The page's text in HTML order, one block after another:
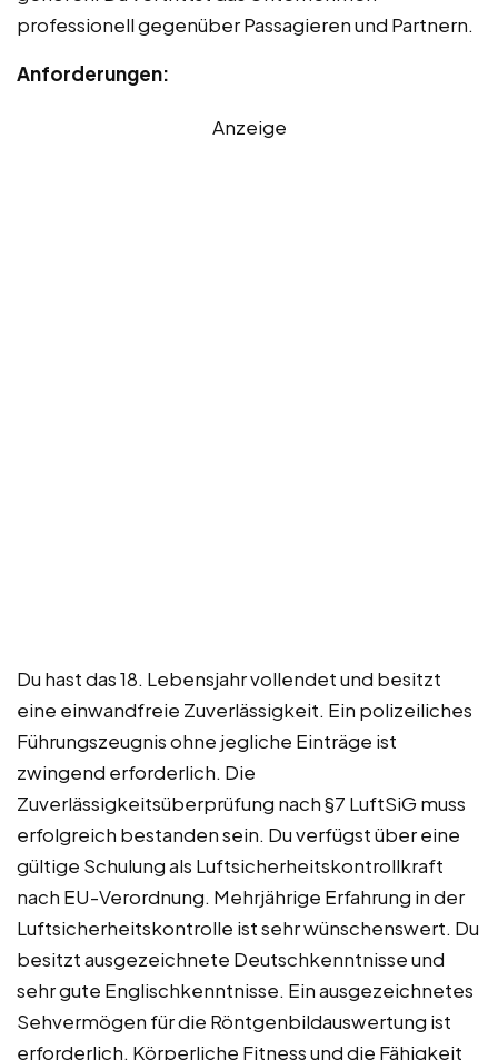
professionell gegenüber Passagieren und Partnern.
Anforderungen:
Anzeige
Du hast das 18. Lebensjahr vollendet und besitzt
eine einwandfreie Zuverlässigkeit. Ein polizeiliches
Führungszeugnis ohne jegliche Einträge ist
zwingend erforderlich. Die
Zuverlässigkeitsüberprüfung nach §7 LuftSiG muss
erfolgreich bestanden sein. Du verfügst über eine
gültige Schulung als Luftsicherheitskontrollkraft
nach EU-Verordnung. Mehrjährige Erfahrung in der
Luftsicherheitskontrolle ist sehr wünschenswert. Du
besitzt ausgezeichnete Deutschkenntnisse und
sehr gute Englischkenntnisse. Ein ausgezeichnetes
Sehvermögen für die Röntgenbildauswertung ist
erforderlich. Körperliche Fitness und die Fähigkeit